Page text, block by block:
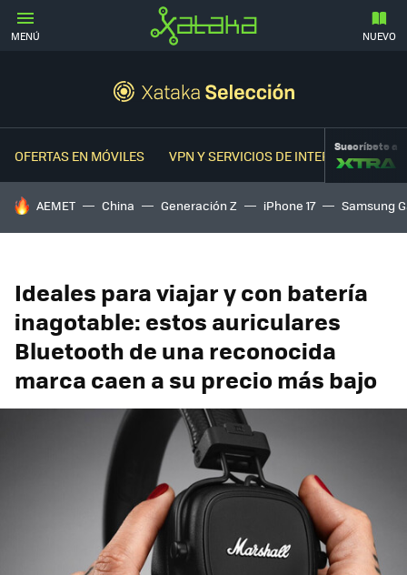
MENÚ NUEVO
OFERTAS EN MÓVILES VPN Y SERVICIOS DE INTERNETSuscríbete a
HOY SE HABLA DE
AEMET China Generación Z iPhone 17 Samsung
Ideales para viajar y con batería
inagotable: estos auriculares
Bluetooth de una reconocida
marca caen a su precio más bajo